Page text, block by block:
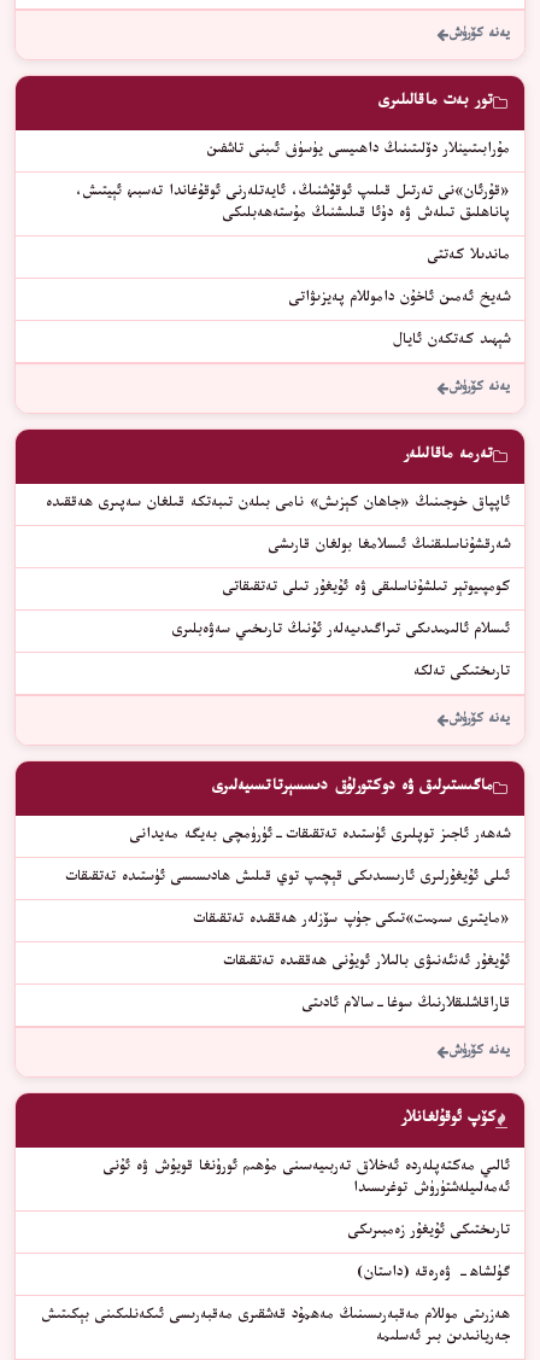
يەنە كۆرۈش
تور بەت ماقالىلىرى
مۇرابىتىينلار دۆلىتىنىڭ داھىيسى يۈسۈف ئىبنى تاشفىن
«قۇرئان»نى تەرتىل قىلىپ ئوقۇشنىڭ، ئايەتلەرنى ئوقۇغاندا تەسبىھ ئېيتىش،
پاناھلىق تىلەش ۋە دۇئا قىلىشنىڭ مۇستەھەبلىكى
ماندىلا كەتتى
شەيخ ئەمىن ئاخۇن داموللام پەيزىۋاتى
شېھىد كەتكەن ئايال
يەنە كۆرۈش
تەرمە ماقالىلەر
ئاپپاق خوجىنىڭ «جاھان كېزىش» نامى بىلەن تىبەتكە قىلغان سەپىرى ھەققىدە
شەرقشۇناسلىقنىڭ ئىسلامغا بولغان قارىشى
كومپىيوتېر تىلشۇناسلىقى ۋە ئۇيغۇر تىلى تەتقىقاتى
ئىسلام ئالىمىدىكى تىراگىدىيەلەر ئۇنىڭ تارىخىي سەۋەبلىرى
تارىختىكى تەلكە
يەنە كۆرۈش
ماگىستىرلىق ۋە دوكتورلۇق دىسسېرتاتسىيەلىرى
شەھەر ئاجىز توپلىرى ئۈستىدە تەتقىقات-ئۈرۈمچى بەيگە مەيدانى
ئىلى ئۇيغۇرلىرى ئارىسىدىكى قېچىپ توي قىلىش ھادىسىسى ئۈستىدە تەتقىقات
«مايتىرى سىمىت»تىكى جۈپ سۆزلەر ھەققىدە تەتقىقات
ئۇيغۇر ئەنئەنىۋى بالىلار ئويۇنى ھەققىدە تەتقىقات
قاراقاشلىقلارنىڭ سوغا-سالام ئادىتى
يەنە كۆرۈش
كۆپ ئوقۇلغانلار
ئالىي مەكتەپلەردە ئەخلاق تەربىيەسىنى مۇھىم ئورۇنغا قويۇش ۋە ئۇنى
ئەمەلىيلەشتۈرۈش توغرىسىدا
ﺗﺎﺭﯨﺨﺘﯩﻜﻰ ﺋﯘﻳﻐﯘﺭ ﺯﻩﻣﺒﯩﺮﯨﻜﻰ
گۈلشاھ- ۋەرەقە (داستان)
ھەزرىتى موللام مەقبەرىسىنىڭ مەھمۇد قەشقىرى مەقبەرىسى ئىكەنلىكىنى بېكىتىش
جەريانىدىن بىر ئەسلىمە